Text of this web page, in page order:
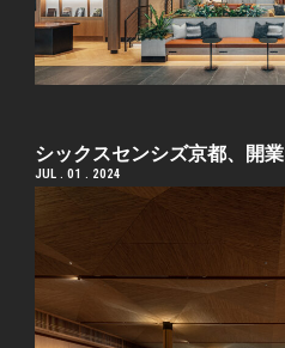
シックスセンシズ京都、開業
JUL . 01 . 2024